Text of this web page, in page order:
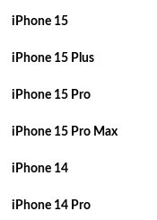
iPhone 15
iPhone 15 Plus
iPhone 15 Pro
iPhone 15 Pro Max
iPhone 14
iPhone 14 Pro